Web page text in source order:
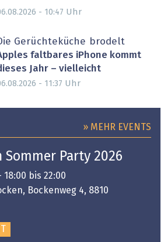
- 10:47 Uhr
Gerüchteküche brodelt
faltbares iPhone kommt
Jahr – vielleicht
- 11:37 Uhr
» MEHR EVENTS
Sommer Party 2026
18:00 bis 22:00
Bockenweg 4, 8810